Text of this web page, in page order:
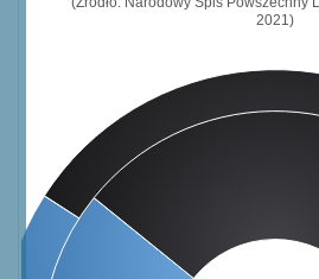
2021)